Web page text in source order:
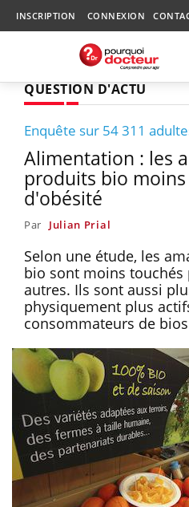
INSCRIPTION CONNEXION
QUESTION D'ACTU
Enquête sur 54 311
Alimentation : les
produits bio
d'obésité
Par Julian Prial
Selon une étude, les
bio sont moins touchés
autres. Ils sont aussi
physiquement plus
consommateurs de